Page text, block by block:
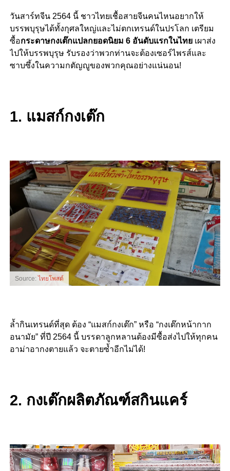
วันสาร์ทจีน 2564 นี้ ชาวไทยเชื้อสายจีนคนไหนอยากให้
บรรพบุรุษได้ทั้งกุศลใหญ่และไม่ตกเทรนด์ในปรโลก เตรียม
ซื้อกระดาษกงเต๊กแปลกยอดนิยม 6 อันดับแรกในไทยเผาส่ง
ไปให้บรรพบุรุษ รับรองว่าพวกท่านจะต้องเซอร์ไพรส์และ
ซาบซึ้งในความกตัญญูของพวกคุณอย่างแน่นอน!
1. แมสก์กงเต๊ก
Source: ไทยโพสต์
ล้ำกินเทรนด์ที่สุด ต้อง “แมสก์กงเต๊ก” หรือ “กงเต๊กหน้ากาก
อนามัย” ที่ปี 2564 นี้ บรรดาลูกหลานต้องมีซื้อส่งไปให้ทุกคน
อาม่าอากงตายแล้ว จะตายซ้ำอีกไม่ได้!
2. กงเต๊กผลิตภัณฑ์สกินแคร์